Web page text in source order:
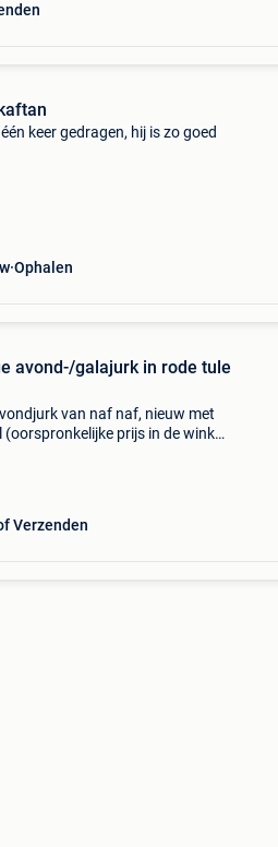
keer gedragen, hij is zo goed
Ophalen
avond-/galajurk in rode tule
van naf naf, nieuw met
(oorspronkelijke prijs in de winkel:
Verzenden